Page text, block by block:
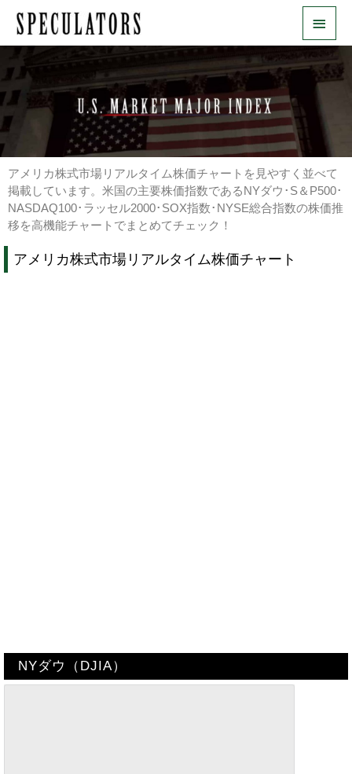
ッ
プ
メ
イ
ン
ニ
ュ
ー
アメリカ株式市場リアルタイム株価チャートを見やすく並べて
掲載しています。米国の主要株価指数であるNYダウ･S＆P500･
NASDAQ100･ラッセル2000･SOX指数･NYSE総合指数の株価推
移を高機能チャートでまとめてチェック！
アメリカ株式市場リアルタイム株価チャート
NYダウ（DJIA）